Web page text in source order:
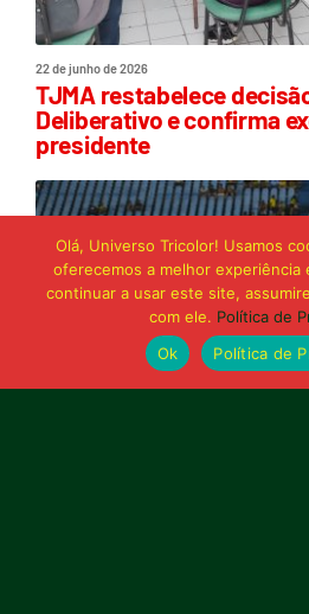
22 de junho de 2026
TJMA restabelece
Deliberativo e confirma
presidente
Olá, Universo Tricolor! Usamos
oferecemos a melhor experiência
continuar a usar este site,
com ele. Política de
Ok
Política de